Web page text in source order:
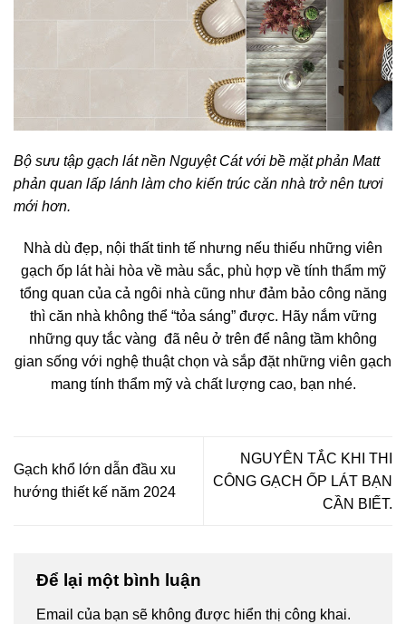
Bộ sưu tập gạch lát nền Nguyệt Cát với bề mặt phản Matt
phản quan lấp lánh làm cho kiến trúc căn nhà trở nên tươi
mới hơn.
Nhà dù đẹp, nội thất tinh tế nhưng nếu thiếu những viên
gạch ốp lát hài hòa về màu sắc, phù hợp về tính thẩm mỹ
tổng quan của cả ngôi nhà cũng như đảm bảo công năng
thì căn nhà không thể “tỏa sáng” được. Hãy nắm vững
những quy tắc vàng đã nêu ở trên để nâng tầm không
gian sống với nghệ thuật chọn và sắp đặt những viên gạch
mang tính thẩm mỹ và chất lượng cao, bạn nhé.
Gạch khổ lớn dẫn đầu xu
hướng thiết kế năm 2024
NGUYÊN TẮC KHI THI
CÔNG GẠCH ỐP LÁT BẠN
CẦN BIẾT.
Để lại một bình luận
Email của bạn sẽ không được hiển thị công khai.